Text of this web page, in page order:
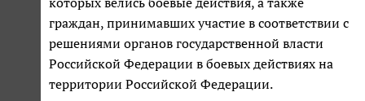
граждан, принимавших участие в соответствии с
решениями органов государственной власти
Российской Федерации в боевых действиях на
территории Российской Федерации.